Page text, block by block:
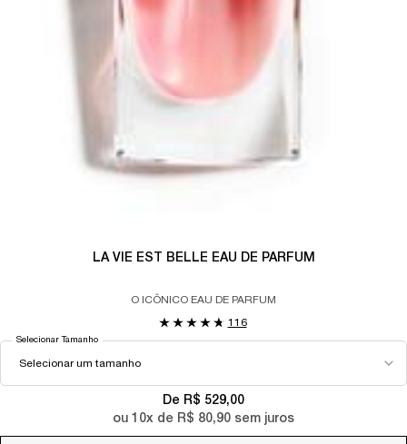
LA VIE EST BELLE EAU DE PARFUM
O ICÔNICO EAU DE PARFUM
116
Selecionar Tamanho
De R$ 529,00
ou 10x de R$ 80,90 sem juros